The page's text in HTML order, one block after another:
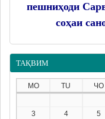
пешниҳоди
соҳаи
ТАҚВИМ
MO TU ЧО
3
4 5